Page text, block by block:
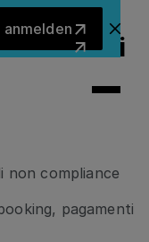
le
reali
non compliance
pagamenti